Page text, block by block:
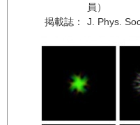
員）
掲載誌：
J. Phys.